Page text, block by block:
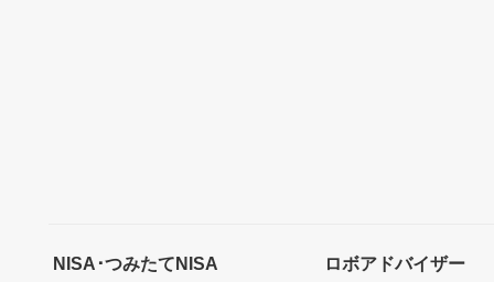
NISA･つみたてNISA ロボアドバイザー